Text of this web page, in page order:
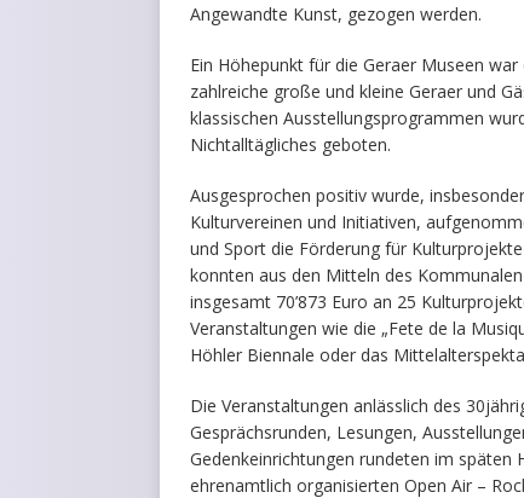
Angewandte Kunst, gezogen werden.
Ein Höhepunkt für die Geraer Museen
zahlreiche große und kleine Geraer und
klassischen Ausstellungsprogrammen
Nichtalltägliches geboten.
Ausgesprochen positiv wurde,
Kulturvereinen und Initiativen,
und Sport die Förderung für
konnten aus den Mitteln des
insgesamt 70’873 Euro an 25
Veranstaltungen wie die „Fete de la
Höhler Biennale oder das
Die Veranstaltungen anlässlich des
Gesprächsrunden, Lesungen,
Gedenkeinrichtungen rundeten im späten
ehrenamtlich organisierten Open Air –